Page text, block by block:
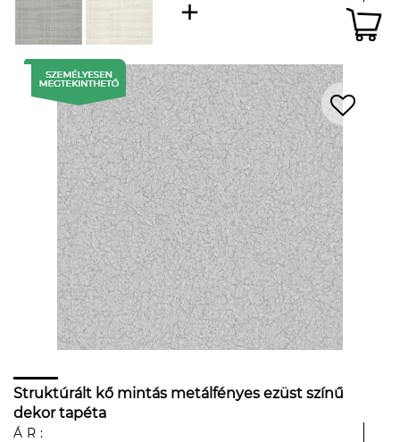
Struktúrált kő mintás metálfényes ezüst színű
dekor tapéta
ÁR: